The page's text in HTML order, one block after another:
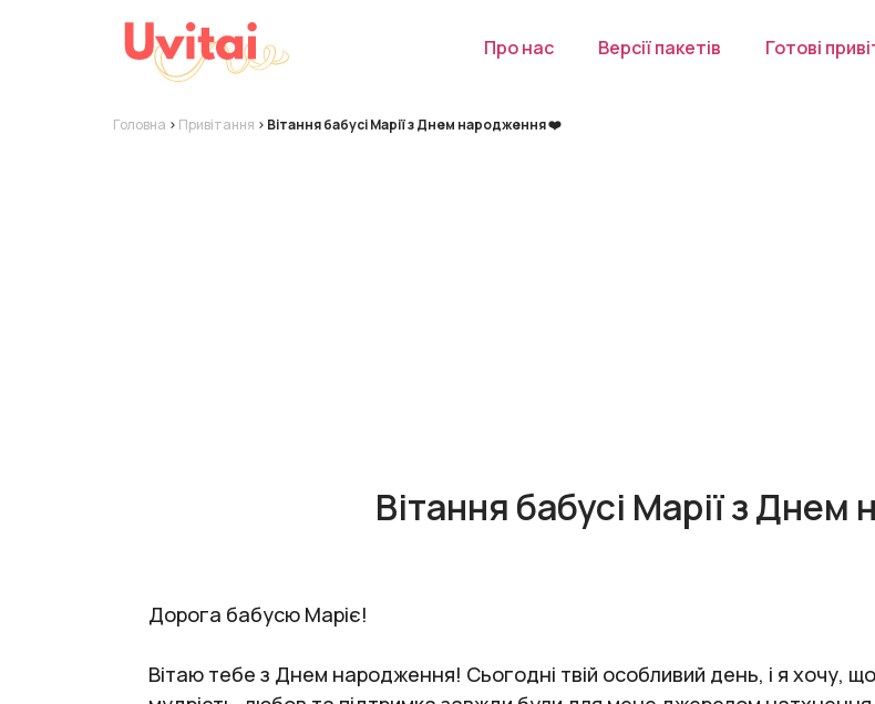
Про нас Версії пакетів Готові
Головна > Привітання > Вітання бабусі Марії з Днем народження ❤️
Вітання бабусі Марії з
Дорога бабусю Маріє!
Вітаю тебе з Днем народження! Сьогодні твій особливий день, і я хочу,